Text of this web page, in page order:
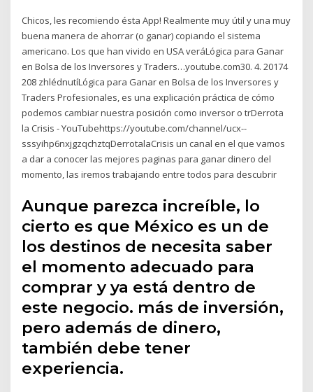
Chicos, les recomiendo ésta App! Realmente muy útil y una muy
buena manera de ahorrar (o ganar) copiando el sistema
americano. Los que han vivido en USA veráLógica para Ganar
en Bolsa de los Inversores y Traders…youtube.com30. 4. 20174
208 zhlédnutíLógica para Ganar en Bolsa de los Inversores y
Traders Profesionales, es una explicación práctica de cómo
podemos cambiar nuestra posición como inversor o trDerrota
la Crisis - YouTubehttps://youtube.com/channel/ucx--
sssyihp6nxjgzqchztqDerrotalaCrisis un canal en el que vamos
a dar a conocer las mejores paginas para ganar dinero del
momento, las iremos trabajando entre todos para descubrir
Aunque parezca increíble, lo
cierto es que México es un de
los destinos de necesita saber
el momento adecuado para
comprar y ya está dentro de
este negocio. más de inversión,
pero además de dinero,
también debe tener
experiencia.